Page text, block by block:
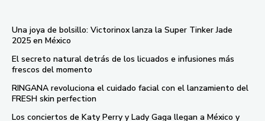
Una joya de bolsillo: Victorinox lanza la Super Tinker Jade
2025 en México
El secreto natural detrás de los licuados e infusiones más
frescos del momento
RINGANA revoluciona el cuidado facial con el lanzamiento del
FRESH skin perfection
Los conciertos de Katy Perry y Lady Gaga llegan a México y